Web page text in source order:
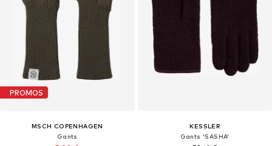
PROMOS
MSCH COPENHAGEN
Gants
KESSLER
Gants 'SASHA'